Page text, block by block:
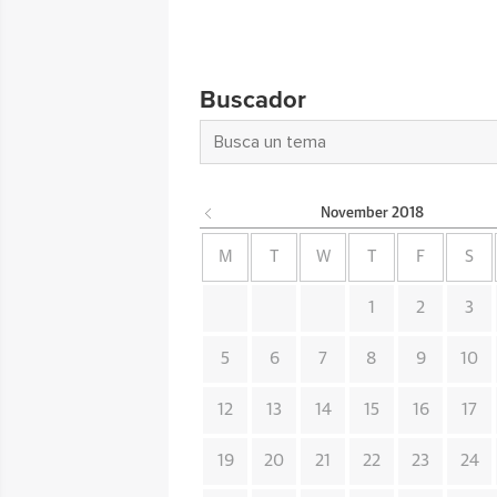
Buscador
November 2018
M W F S
1 2 3
5 6 7 8 9 10
12 13 14 15 16 17
19 20 21 22 23 24